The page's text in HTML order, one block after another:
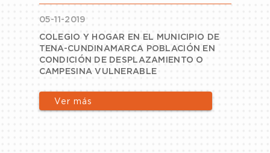
05-11-2019
COLEGIO Y HOGAR EN EL MUNICIPIO DE
TENA-CUNDINAMARCA POBLACIÓN EN
CONDICIÓN DE DESPLAZAMIENTO O
CAMPESINA VULNERABLE
Ver más